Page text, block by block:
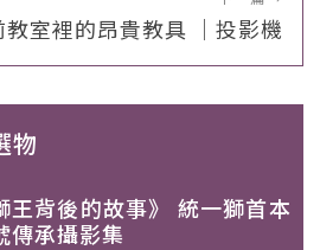
教室裡的昂貴教具 ｜投影機
物
王背後的故事》 統一獅首本
傳承攝影集